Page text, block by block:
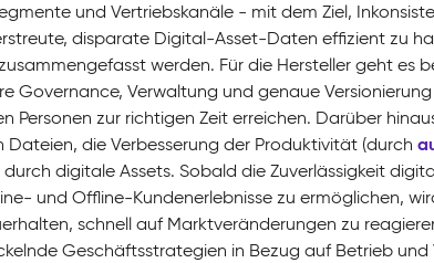
und Vertriebskanäle - mit dem Ziel,
disparate Digital-Asset-Daten effizient zu
werden. Für die Hersteller geht es
Governance, Verwaltung und genaue
Personen zur richtigen Zeit erreichen. Darüber
die Verbesserung der Produktivität (durch
digitale Assets. Sobald die Zuverlässigkeit
und Offline-Kundenerlebnisse zu ermöglichen,
schnell auf Marktveränderungen zu
Geschäftsstrategien in Bezug auf Betrieb und